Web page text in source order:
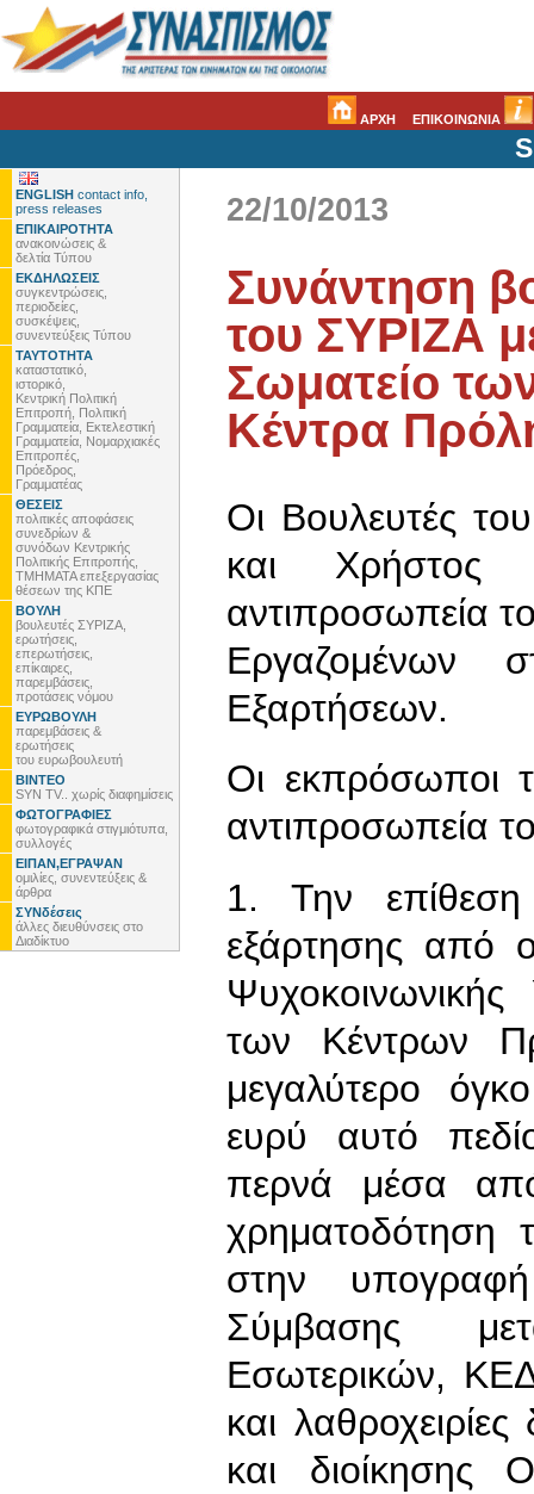
ΑΡΧΗ ΕΠΙΚΟΙΝΩΝΙΑ
ENGLISH contact info,
press releases
ΕΠΙΚΑΙΡΟΤΗΤΑ
ανακοινώσεις &
δελτία Τύπου
ΕΚΔΗΛΩΣΕΙΣ
συγκεντρώσεις,
περιοδείες,
συσκέψεις,
συνεντεύξεις Τύπου
ΤΑΥΤΟΤΗΤΑ
καταστατικό,
ιστορικό,
Κεντρική Πολιτική
Επιτροπή, Πολιτική
Γραμματεία, Εκτελεστική
Γραμματεία, Νομαρχιακές
Επιτροπές,
Πρόεδρος,
Γραμματέας
ΘΕΣΕΙΣ
πολιτικές αποφάσεις
συνεδρίων &
συνόδων Κεντρικής
Πολιτικής Επιτροπής,
ΤΜΗΜΑΤΑ επεξεργασίας
θέσεων της ΚΠΕ
ΒΟΥΛΗ
βουλευτές ΣΥΡΙΖΑ,
ερωτήσεις,
επερωτήσεις,
επίκαιρες,
παρεμβάσεις,
προτάσεις νόμου
ΕΥΡΩΒΟΥΛΗ
παρεμβάσεις &
ερωτήσεις
του ευρωβουλευτή
ΒΙΝΤΕΟ
SYN TV.. χωρίς διαφημίσεις
ΦΩΤΟΓΡΑΦΙΕΣ
φωτογραφικά στιγμιότυπα,
συλλογές
ΕΙΠΑΝ,ΕΓΡΑΨΑΝ
ομιλίες, συνεντεύξεις &
άρθρα
ΣΥΝδέσεις
άλλες διευθύνσεις στο
Διαδίκτυο
22/10/2013
Συνάντηση
του ΣΥΡΙΖΑ
Σωματείο
Κέντρα
Οι Βουλευτές
και Χρήστος
αντιπροσωπεία
Εργαζομένων
Εξαρτήσεων.
Οι εκπρόσωποι
αντιπροσωπεία
1. Την
εξάρτησης από
των Κέντρων
μεγαλύτερο
ευρύ αυτό
περνά μέσα
χρηματοδότηση
στην
Σύμβασης
Εσωτερικών,
και
και διοίκησης